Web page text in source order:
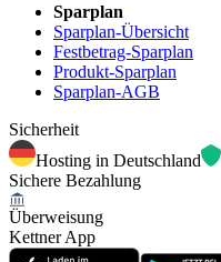
Sparplan
Sparplan-Übersicht
Festbetrag-Sparplan
Produkt-Sparplan
Sparplan-AGB
Sicherheit
Hosting in Deutschland
Sichere Bezahlung
Überweisung
Kettner App